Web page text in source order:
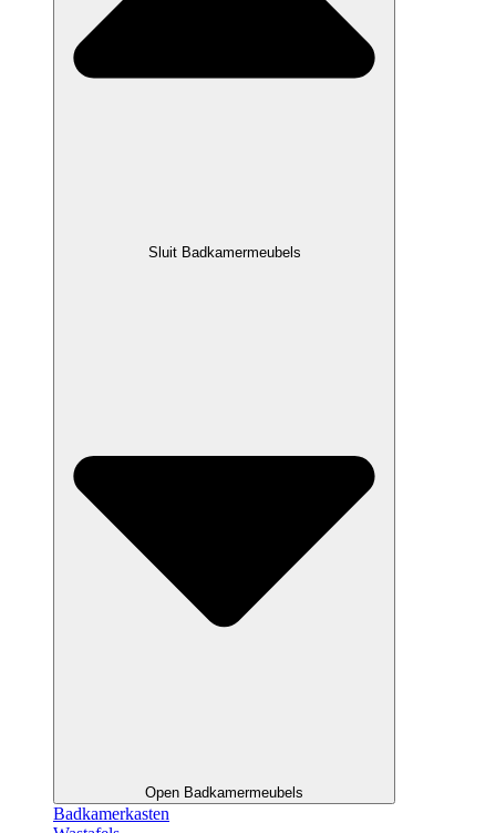
Sluit Badkamermeubels
Open Badkamermeubels
Badkamerkasten